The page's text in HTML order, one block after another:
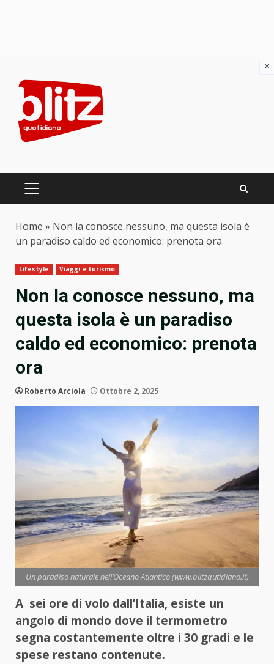
content
PRIMARY
Home » Non la conosce nessuno, ma questa isola è
un paradiso caldo ed economico: prenota ora
Lifestyle Viaggi e turismo
Non la conosce nessuno, ma
questa isola è un paradiso
caldo ed economico: prenota
ora
Roberto Arciola Ottobre 2, 2025
Un paradiso naturale nell’Oceano Atlantico (www.blitzqutidiano.it)
A sei ore di volo dall’Italia, esiste un
angolo di mondo dove il termometro
segna costantemente oltre i 30 gradi e le
spese restano contenute.
×